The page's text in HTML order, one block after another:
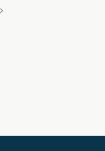
Siguiente